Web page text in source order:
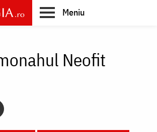
Meniu
Neofit